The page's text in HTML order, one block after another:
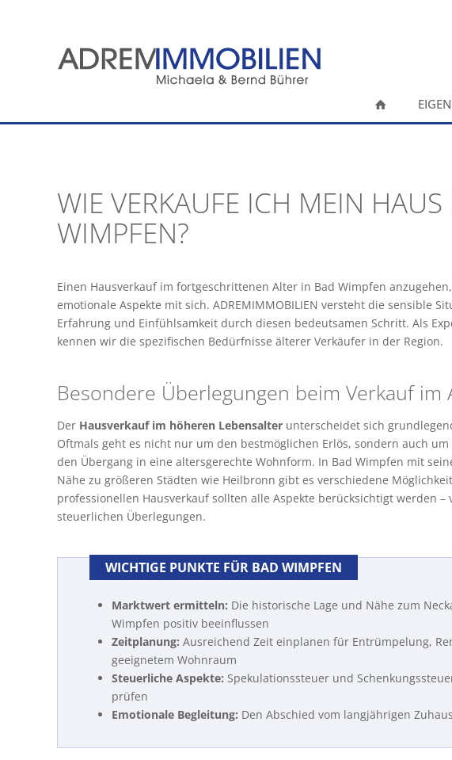
WIE VERKAUFE ICH MEIN
WIMPFEN?
Einen Hausverkauf im fortgeschrittenen Alter in Bad Wimpfen
emotionale Aspekte mit sich. ADREMIMMOBILIEN versteht die sensible
Erfahrung und Einfühlsamkeit durch diesen bedeutsamen Schritt. Als
kennen wir die spezifischen Bedürfnisse älterer Verkäufer in der Region.
Besondere Überlegungen beim Verkauf im
Der Hausverkauf im höheren Lebensalter unterscheidet sich
Oftmals geht es nicht nur um den bestmöglichen Erlös, sondern auch um
den Übergang in eine altersgerechte Wohnform. In Bad Wimpfen mit
Nähe zu größeren Städten wie Heilbronn gibt es verschiedene
professionellen Hausverkauf sollten alle Aspekte berücksichtigt werden
steuerlichen Überlegungen.
WICHTIGE PUNKTE FÜR BAD WIMPFEN
Marktwert ermitteln: Die historische Lage und Nähe zum
Wimpfen positiv beeinflussen
Zeitplanung: Ausreichend Zeit einplanen für Entrümpelung,
geeignetem Wohnraum
Steuerliche Aspekte: Spekulationssteuer und
prüfen
Emotionale Begleitung: Den Abschied vom langjährigen